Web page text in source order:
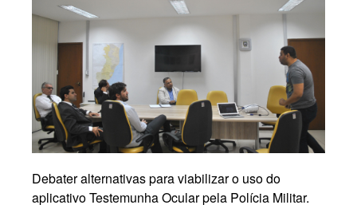
Debater alternativas para viabilizar o uso do
aplicativo Testemunha Ocular pela Polícia Militar.